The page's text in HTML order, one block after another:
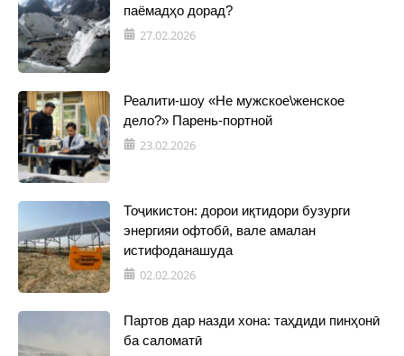
паёмадҳо дорад?
27.02.2026
Реалити-шоу «Не мужское\женское
дело?» Парень-портной
23.02.2026
Тоҷикистон: дорои иқтидори бузурги
энергияи офтобӣ, вале амалан
истифоданашуда
02.02.2026
Партов дар назди хона: таҳдиди пинҳонӣ
ба саломатӣ